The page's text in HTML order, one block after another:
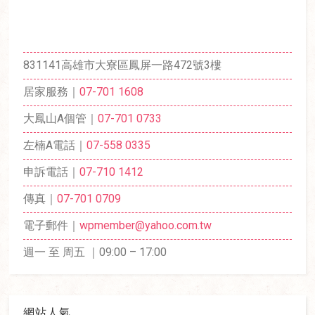
831141高雄市大寮區鳳屏一路472號3樓
居家服務｜07-701 1608
大鳳山A個管｜07-701 0733
左楠A電話｜07-558 0335
申訴電話｜07-710 1412
傳真｜07-701 0709
電子郵件｜wpmember@yahoo.com.tw
週一 至 周五 ｜09:00 – 17:00